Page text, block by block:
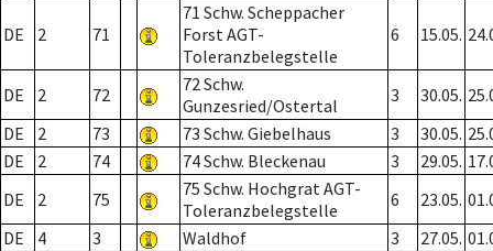
DE 2 71
71 Schw. Scheppacher
Forst AGT-
Toleranzbelegstelle
6 15.05.
DE 2 72
72 Schw.
Gunzesried/Ostertal
3 30.05.
DE
2 73 73 Schw. Giebelhaus 3 30.05.
DE
2 74 74 Schw. Bleckenau 3 29.05.
DE
2 75
75 Schw. Hochgrat AGT-
Toleranzbelegstelle
6 23.05.
DE
4 3 Waldhof 3 27.05.